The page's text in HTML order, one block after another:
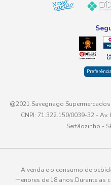
@2021 Savegnago
CNPJ: 71.322.150/0039-32 -
Sertãozinho -
A venda e o consumo de
menores de 18 anos.Durante as